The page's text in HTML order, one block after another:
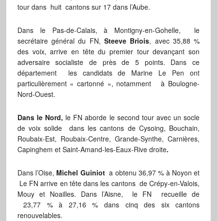
tour dans huit cantons sur 17 dans l’Aube.
Dans le Pas-de-Calais, à Montigny-en-Gohelle, le
secrétaire général du FN, Steeve Briois, avec 35,88 %
des voix, arrive en tête du premier tour devançant son
adversaire socialiste de près de 5 points. Dans ce
département les candidats de Marine Le Pen ont
particulièrement « cartonné », notamment à Boulogne-
Nord-Ouest.
Dans le Nord, le FN aborde le second tour avec un socle
de voix solide dans les cantons de Cysoing, Bouchain,
Roubaix-Est, Roubaix-Centre, Grande-Synthe, Carnières,
Capinghem et Saint-Amand-les-Eaux-Rive droite.
Dans l’Oise, Michel Guiniota obtenu 36,97 % à Noyon et
Le FN arrive en tête dans les cantons de Crépy-en-Valois,
Mouy et Noailles. Dans l’Aisne, le FN recueille de
23,77 % à 27,16 % dans cinq des six cantons
renouvelables.